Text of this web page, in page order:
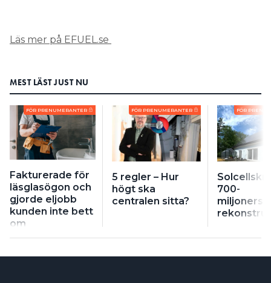
Läs mer på EFUEL.se
MEST LÄST JUST NU
FÖR PRENUMERANTER
Fakturerade för
läsglasögon och
gjorde eljobb
kunden inte bett
om
FÖR PRENUMERANTER
5 regler – Hur
högt ska
centralen sitta?
FÖR
700-